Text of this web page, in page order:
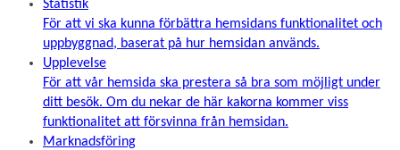
Statistik
För att vi ska kunna förbättra hemsidans funktionalitet och
uppbyggnad, baserat på hur hemsidan används.
Upplevelse
För att vår hemsida ska prestera så bra som möjligt under
ditt besök. Om du nekar de här kakorna kommer viss
funktionalitet att försvinna från hemsidan.
Marknadsföring